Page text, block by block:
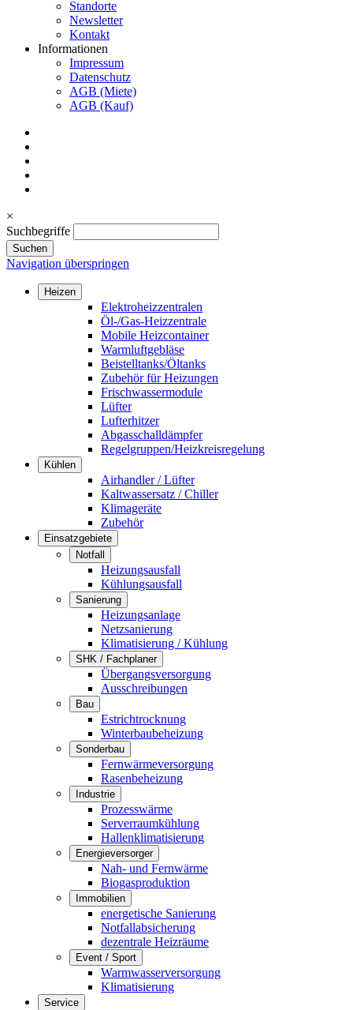
Standorte
Newsletter
Kontakt
Informationen
Impressum
Datenschutz
AGB (Miete)
AGB (Kauf)
×
Suchbegriffe
Suchen
Navigation überspringen
Heizen
Elektroheizzentralen
Öl-/Gas-Heizzentrale
Mobile Heizcontainer
Warmluftgebläse
Beistelltanks/Öltanks
Zubehör für Heizungen
Frischwassermodule
Lüfter
Lufterhitzer
Abgasschalldämpfer
Regelgruppen/Heizkreisregelung
Kühlen
Airhandler / Lüfter
Kaltwassersatz / Chiller
Klimageräte
Zubehör
Einsatzgebiete
Notfall
Heizungsausfall
Kühlungsausfall
Sanierung
Heizungsanlage
Netzsanierung
Klimatisierung / Kühlung
SHK / Fachplaner
Übergangsversorgung
Ausschreibungen
Bau
Estrichtrocknung
Winterbaubeheizung
Sonderbau
Fernwärmeversorgung
Rasenbeheizung
Industrie
Prozesswärme
Serverraumkühlung
Hallenklimatisierung
Energieversorger
Nah- und Fernwärme
Biogasproduktion
Immobilien
energetische Sanierung
Notfallabsicherung
dezentrale Heizräume
Event / Sport
Warmwasserversorgung
Klimatisierung
Service